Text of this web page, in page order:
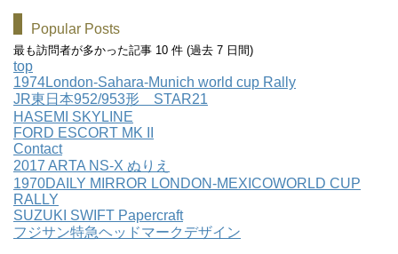
Popular Posts
最も訪問者が多かった記事 10 件 (過去 7 日間)
top
1974London-Sahara-Munich world cup Rally
JR東日本952/953形 STAR21
HASEMI SKYLINE
FORD ESCORT MK II
Contact
2017 ARTA NS-X ぬりえ
1970DAILY MIRROR LONDON-MEXICOWORLD CUP
RALLY
SUZUKI SWIFT Papercraft
フジサン特急ヘッドマークデザイン